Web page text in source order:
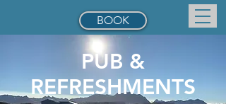
BOOK
PUB &
REFRESHMENTS